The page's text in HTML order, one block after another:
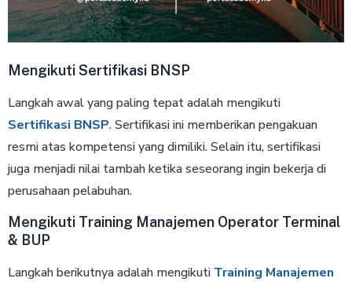
Mengikuti Sertifikasi BNSP
Langkah awal yang paling tepat adalah mengikuti
Sertifikasi BNSP. Sertifikasi ini memberikan pengakuan
resmi atas kompetensi yang dimiliki. Selain itu, sertifikasi
juga menjadi nilai tambah ketika seseorang ingin bekerja di
perusahaan pelabuhan.
Mengikuti Training Manajemen Operator Terminal
& BUP
Langkah berikutnya adalah mengikuti Training Manajemen